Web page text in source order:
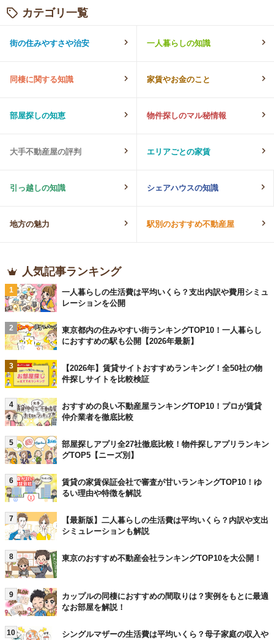
カテゴリ一覧
街の住みやすさや治安 一人暮らしの知識
同棲に関する知識 家賃やお金のこと
部屋探しの知恵 物件探しのマル秘情報
大手不動産屋の評判 エリアごとの家賃
引っ越しの知識 シェアハウスの知識
地方の魅力 駅別のおすすめ不動産屋
人気記事ランキング
1
一人暮らしの生活費は平均いくら？支出内訳や費用シミュ
レーションを公開
2
東京都内の住みやすい街ランキングTOP10！一人暮らし
におすすめの駅も公開【2026年最新】
3
【2026年】賃貸サイトおすすめランキング！全50社の物
件探しサイトを比較検証
4
おすすめの良い不動産屋ランキングTOP10！プロが賃貸
仲介業者を徹底比較
5
部屋探しアプリ全27社徹底比較！物件探しアプリランキン
グTOP5【ニーズ別】
6
賃貸の家賃保証会社で審査が甘いランキングTOP10！ゆ
るい理由や特徴を解説
7
【最新版】二人暮らしの生活費は平均いくら？内訳や支出
シミュレーションも解説
8 東京のおすすめ不動産会社ランキングTOP10を大公開！
9
カップルの同棲におすすめの間取りは？実例をもとに最適
なお部屋を解説！
10
シングルマザーの生活費は平均いくら？母子家庭の収入や